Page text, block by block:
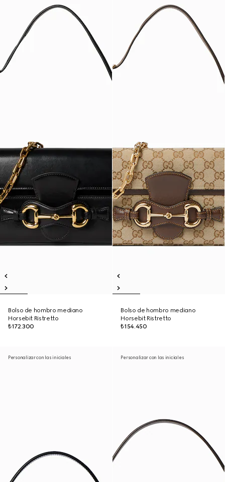
Bolso de hombro mediano
Horsebit Ristretto
₺172.300
Bolso de hombro mediano
Horsebit Ristretto
₺154.450
Personalizar con las iniciales Personalizar con las iniciales